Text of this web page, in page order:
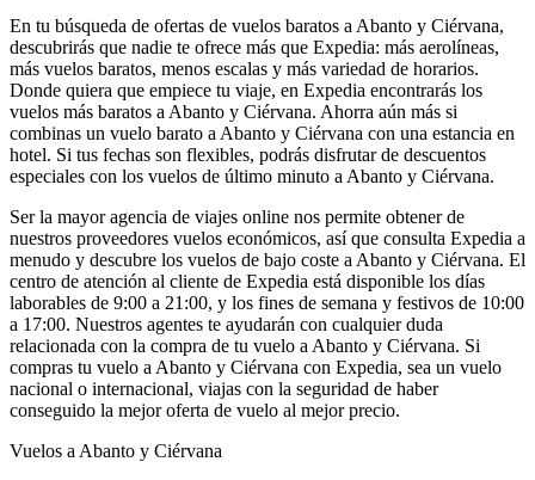
En tu búsqueda de ofertas de vuelos baratos a Abanto y Ciérvana,
descubrirás que nadie te ofrece más que Expedia: más aerolíneas,
más vuelos baratos, menos escalas y más variedad de horarios.
Donde quiera que empiece tu viaje, en Expedia encontrarás los
vuelos más baratos a Abanto y Ciérvana. Ahorra aún más si
combinas un vuelo barato a Abanto y Ciérvana con una estancia en
hotel. Si tus fechas son flexibles, podrás disfrutar de descuentos
especiales con los vuelos de último minuto a Abanto y Ciérvana.
Ser la mayor agencia de viajes online nos permite obtener de
nuestros proveedores vuelos económicos, así que consulta Expedia a
menudo y descubre los vuelos de bajo coste a Abanto y Ciérvana. El
centro de atención al cliente de Expedia está disponible los días
laborables de 9:00 a 21:00, y los fines de semana y festivos de 10:00
a 17:00. Nuestros agentes te ayudarán con cualquier duda
relacionada con la compra de tu vuelo a Abanto y Ciérvana. Si
compras tu vuelo a Abanto y Ciérvana con Expedia, sea un vuelo
nacional o internacional, viajas con la seguridad de haber
conseguido la mejor oferta de vuelo al mejor precio.
Vuelos a Abanto y Ciérvana